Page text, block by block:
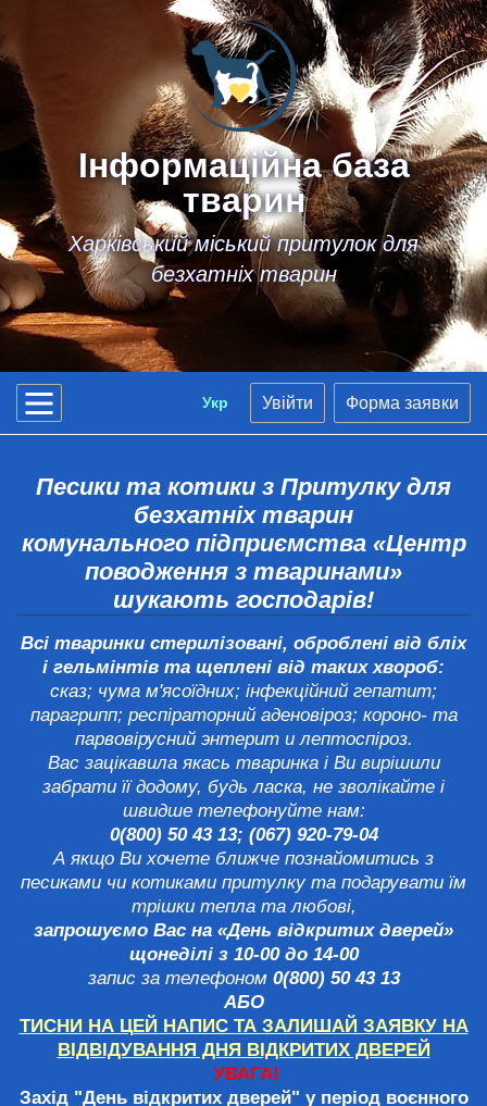
Інформаційна база
тварин
Харківський міський притулок для
безхатніх тварин
Укр Увійти Форма заявки
Песики та котики з Притулку для
безхатніх тварин
комунального підприємства «Центр
поводження з тваринами»
шукають гоcподарів!
Всі тваринки стерилізовані, оброблені від бліх
і гельмінтів та щеплені від таких хвороб:
сказ; чума м'ясоїдних; інфекційний гепатит;
парагрипп; респіраторний аденовіроз; короно- та
парвовірусний энтерит и лептоспіроз.
Вас зацікавила якась тваринка і Ви вирішили
забрати її додому, будь ласка, не зволікайте і
швидше телефонуйте нам:
0(800) 50 43 13; (067) 920-79-04
А якщо Ви хочете ближче познайомитись з
песиками чи котиками притулку та подарувати їм
трішки тепла та любові,
запрошуємо Вас на «День відкритих дверей»
щонеділі з 10-00 до 14-00
запис за телефоном 0(800) 50 43 13
АБО
ТИСНИ НА ЦЕЙ НАПИС ТА ЗАЛИШАЙ ЗАЯВКУ НА
ВІДВІДУВАННЯ ДНЯ ВІДКРИТИХ ДВЕРЕЙ
УВАГА!
Захід "День відкритих дверей" у період воєнного